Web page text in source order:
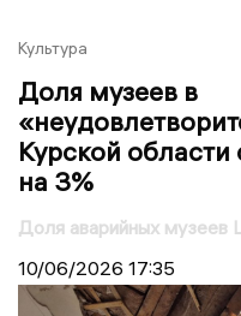
Культура
Доля музеев в
Курской
на 3%
Доля аварийных
10/06/2026 17:35